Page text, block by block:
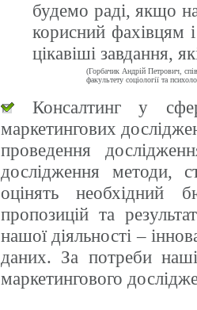
будемо раді, якщо
корисний фахівцям
цікавіші завдання,
(Горбачик Андрій Петрович,
факультету соціології та
Консалтинг у
маркетингових
проведення
дослідження методи,
оцінять необхідний
пропозицій та
нашої діяльності –
даних. За потреби
маркетингового